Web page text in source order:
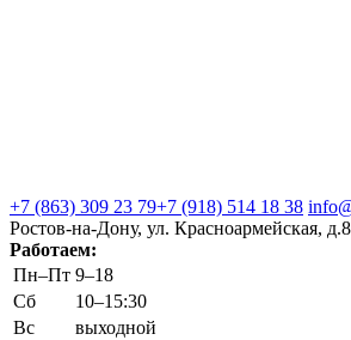
+7 (863) 309 23 79+7 (918) 514 18 38
Ростов-на-Дону, ул. Красноармейская,
Работаем:
Пн–Пт 9–18
Сб
10–15:30
Вс
выходной